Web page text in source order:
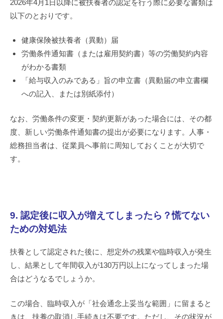
2026年4月1日以降に被扶養者の認定を行う際に必要な書類は
以下のとおりです。
健康保険被扶養者（異動）届
労働条件通知書（または雇用契約書）等の労働契約内容
がわかる書類
「給与収入のみである」旨の申立書（異動届の申立書欄
への記入、または別紙添付）
なお、労働条件の変更・契約更新があった場合には、その都
度、新しい労働条件通知書の提出が必要になります。人事・
総務担当者は、従業員へ事前に周知しておくことが大切で
す。
9. 認定後に収入が増えてしまったら？慌てない
ための対処法
扶養として認定された後に、想定外の残業や臨時収入が発生
し、結果として年間収入が130万円以上になってしまった場
合はどうなるでしょうか。
この場合、臨時収入が「社会通念上妥当な範囲」に留まると
きは、扶養の取消し手続きは不要です。ただし、その状況が